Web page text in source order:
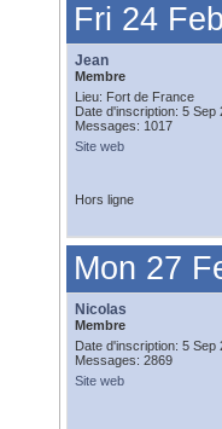
Fri 24
Jean
Membre
Lieu: Fort de France
Date d'inscription: 5 Sep
Messages: 1017
Site web
Hors ligne
Mon 27
Nicolas
Membre
Date d'inscription: 5 Sep
Messages: 2869
Site web